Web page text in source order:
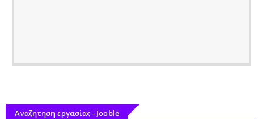
Αναζήτηση εργασίας - Jooble